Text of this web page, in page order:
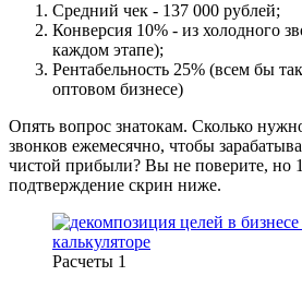
Средний чек - 137 000 рублей;
Конверсия 10% - из холодного
каждом этапе);
Рентабельность 25% (всем бы
оптовом бизнесе)
Опять вопрос знатокам. Сколько
звонков ежемесячно, чтобы
чистой прибыли? Вы не поверите, но
подтверждение скрин ниже.
Расчеты 1